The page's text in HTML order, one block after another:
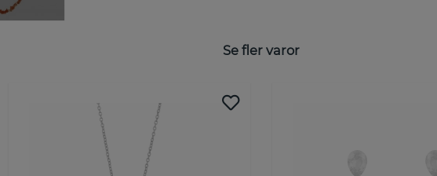
Se fler varor